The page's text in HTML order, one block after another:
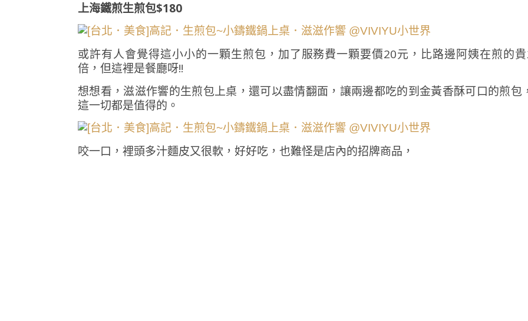
上海鐵煎生煎包$180
或許有人會覺得這小小的一顆生煎包，加了服務費一顆要價20元，比路邊阿姨在煎的
倍，但這裡是餐廳呀!!
想想看，滋滋作響的生煎包上桌，還可以盡情翻面，讓兩邊都吃的到金黃香酥可口的煎包
這一切都是值得的。
咬一口，裡頭多汁麵皮又很軟，好好吃，也難怪是店內的招牌商品，